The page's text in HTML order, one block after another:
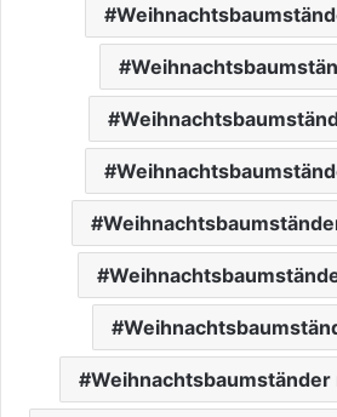
Weihnachtsbaumständer